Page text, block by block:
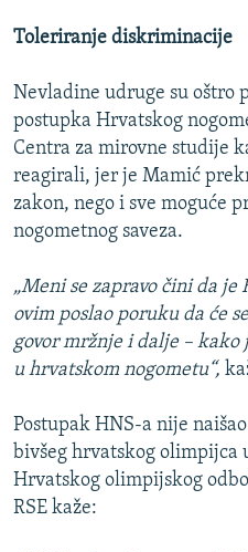
Toleriranje diskriminacije
Nevladine udruge su oštro
postupka Hrvatskog
Centra za mirovne studije
reagirali, jer je Mamić
zakon, nego i sve moguće
nogometnog saveza.
„Meni se zapravo čini da
ovim poslao poruku da će
govor mržnje i dalje –
u hrvatskom nogometu“,
Postupak HNS-a nije
bivšeg hrvatskog olimpijca
Hrvatskog olimpijskog
RSE kaže: